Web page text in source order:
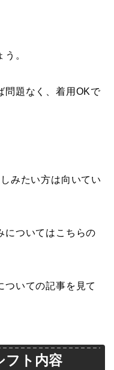
。
問題なく、着用OKで
みたい方は向いてい
ついてはこちらの
いての記事を見て
フト内容